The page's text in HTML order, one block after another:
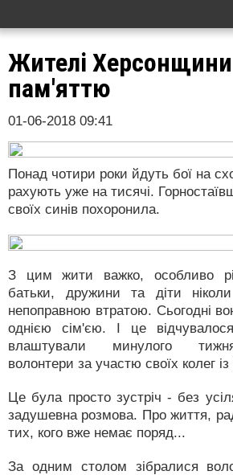
Жителі Херсонщини
пам'яттю
01-06-2018 09:41
Понад чотири роки йдуть бої на
рахують уже на тисячі.
своїх синів похоронила.
З цим жити важко, особливо
батьки, дружини та діти
непоправною втратою. Сьогодні
однією сім'єю. І це
влаштували минулого тижня
волонтери за участю своїх колег
Це була просто зустріч - без
задушевна розмова. Про життя,
тих, кого вже немає поряд...
За одним столом зібралися